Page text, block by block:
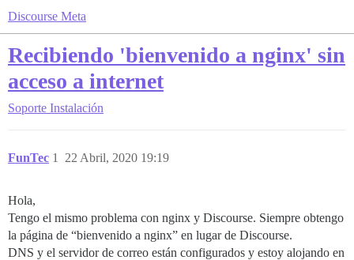
Discourse Meta
Recibiendo 'bienvenido a nginx' sin
acceso a internet
Soporte Instalación
FunTec 22 Abril, 2020 19:19
1
Hola,
Tengo el mismo problema con nginx y Discourse. Siempre obtengo
la página de “bienvenido a nginx” en lugar de Discourse.
DNS y el servidor de correo están configurados y estoy alojando en